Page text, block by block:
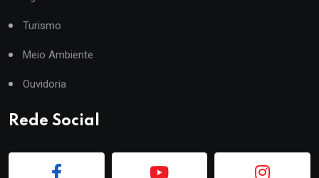
Turismo
Meio Ambiente
Ouvidoria
Rede Social